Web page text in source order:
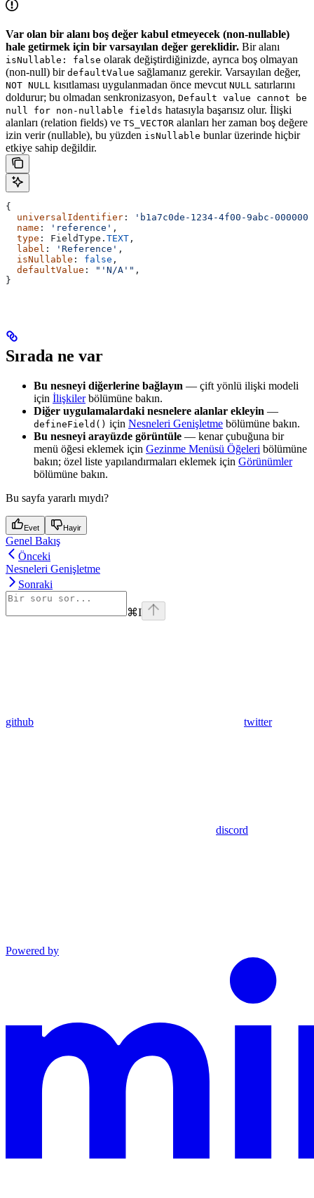
Var olan bir alanı boş değer kabul etmeyecek (non-nullable)
hale getirmek için bir varsayılan değer gereklidir. Bir alanı
isNullable: false olarak değiştirdiğinizde, ayrıca boş olmayan
(non-null) bir defaultValue sağlamanız gerekir. Varsayılan değer,
NOT NULL kısıtlaması uygulanmadan önce mevcut NULL satırlarını
doldurur; bu olmadan senkronizasyon, Default value cannot be
null for non-nullable fields hatasıyla başarısız olur. İlişki
alanları (relation fields) ve TS_VECTOR alanları her zaman boş değere
izin verir (nullable), bu yüzden isNullable bunlar üzerinde hiçbir
etkiye sahip değildir.
{
  universalIdentifier
:
'b1a7c0de-1234-4f00-9abc-
  name
: 'reference' ,
  type
: FieldType . TEXT ,
  label
: 'Reference' ,
  isNullable
: false ,
  defaultValue
: "'N/A'" ,
}
Sırada ne var
Bu nesneyi diğerlerine bağlayın — çift yönlü ilişki modeli
için İlişkilerbölümüne bakın.
Diğer uygulamalardaki nesnelere alanlar ekleyin —
defineField() için Nesneleri Genişletme bölümüne bakın.
Bu nesneyi arayüzde görüntüle — kenar çubuğuna bir
menü öğesi eklemek için Gezinme Menüsü Öğeleri bölümüne
bakın; özel liste yapılandırmaları eklemek için Görünümler
bölümüne bakın.
Bu sayfa yararlı mıydı?
Evet Hayir
Genel Bakış
Önceki
Nesneleri Genişletme
Sonraki
⌘I
github twitter
discord
Powered by